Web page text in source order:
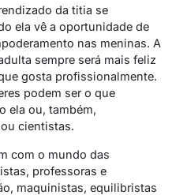
da titia se
ela vê a oportunidade de
nas meninas. A
sempre será mais feliz
gosta profissionalmente.
podem ser o que
ela ou, também,
cientistas.
com o mundo das
professoras e
maquinistas, equilibristas